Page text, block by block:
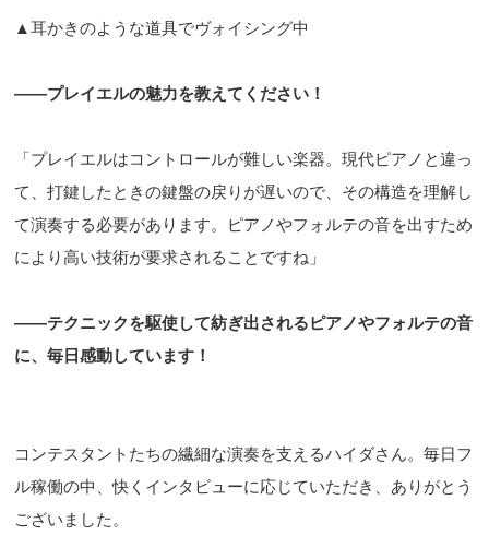
▲耳かきのような道具でヴォイシング中
——プレイエルの魅力を教えてください！
「プレイエルはコントロールが難しい楽器。現代ピアノと違っ
て、打鍵したときの鍵盤の戻りが遅いので、その構造を理解し
て演奏する必要があります。ピアノやフォルテの音を出すため
により高い技術が要求されることですね」
——テクニックを駆使して紡ぎ出されるピアノやフォルテの音
に、毎日感動しています！
コンテスタントたちの繊細な演奏を支えるハイダさん。毎日フ
ル稼働の中、快くインタビューに応じていただき、ありがとう
ございました。